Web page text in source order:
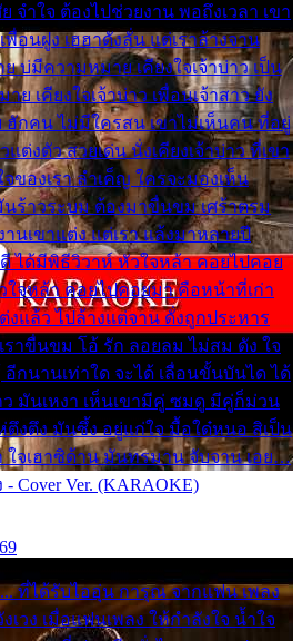
จำใจ ต้องไปช่วยงาน พอถึงเวลา เขา
อนฝูง เฮฮาดังลั่น แต่เราล้างจาน
บ่มีความหมาย เคียงใจเจ้าบ่าว เป็น
เคียงใจเจ้าบ่าว เพื่อนเจ้าสาว ยัง
ฮักคน ไม่มีใครสน เขาไม่เห็นคน ที่อยู่
แต่งตัว สวยเด่น นั่งเคียงเจ้าบ่าว ที่เขา
จของเรา ลำเค็ญ ใครจะมองเห็น
นร้าวระบม ต้องมาขื่นขม เศร้าตรม
นเขาแต่ง แต่เรา แล้งมาหลายปี
ได้มีพิธีวิวาห์ หัวใจหล้า คอยไปคอย
ใจหล้า คอยไปคอยมา คือหน้าที่เก่า
งแล้ว ไปล้างแต่จาน ดั่งถูกประหาร
ราขื่นขม โอ้ รัก ลอยลม ไม่สม ดัง ใจ
กนานเท่าใด จะได้ เลื่อนขั้นบันได ได้
ว มันเหงา เห็นเขามีคู่ ซมดู มีคู่ก็ม่วน
ตึงตึง มันซึ้ง อยู่แก่ใจ มื้อใด๋หนอ สิเป็น
ใจเฮาซิด้าน มันทรมาน จับจาน เอย…
Cover Ver. (KARAOKE)
ที่ได้รับไออุ่น การุณ จากแฟน เพลง
วง เมื่อแฟนเพลง ให้กำลังใจ น้ำใจ